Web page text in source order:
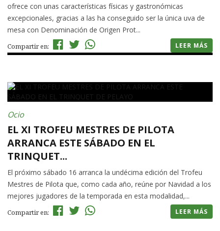
ofrece con unas características físicas y gastronómicas
excepcionales, gracias a las ha conseguido ser la única uva de
mesa con Denominación de Origen Prot...
Compartir en: LEER MÁS
Ocio
EL XI TROFEU MESTRES DE PILOTA
ARRANCA ESTE SÁBADO EN EL
TRINQUET...
El próximo sábado 16 arranca la undécima edición del Trofeu
Mestres de Pilota que, como cada año, reúne por Navidad a los
mejores jugadores de la temporada en esta modalidad,...
Compartir en: LEER MÁS